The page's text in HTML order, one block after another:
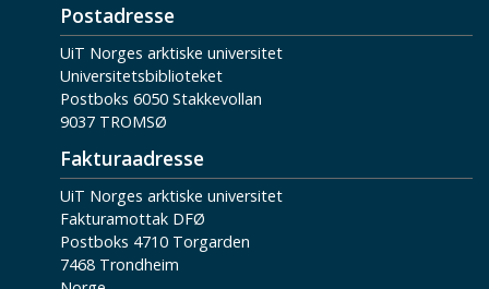
Postadresse
UiT Norges arktiske universitet
Universitetsbiblioteket
Postboks 6050 Stakkevollan
9037 TROMSØ
Fakturaadresse
UiT Norges arktiske universitet
Fakturamottak DFØ
Postboks 4710 Torgarden
7468 Trondheim